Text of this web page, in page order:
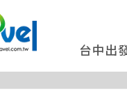
台中出